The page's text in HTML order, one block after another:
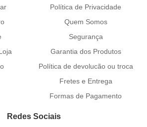
Política de Privacidade
Quem Somos
Segurança
Garantia dos Produtos
Política de devolucão ou troca
Fretes e Entrega
Formas de Pagamento
Redes Sociais